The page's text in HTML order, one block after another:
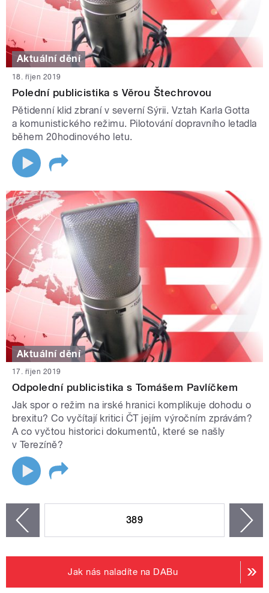
Aktuální dění
18. říjen 2019
Polední publicistika s Věrou Štechrovou
Pětidenní klid zbraní v severní Sýrii. Vztah Karla Gotta
a komunistického režimu. Pilotování dopravního letadla
během 20hodinového letu.
Aktuální dění
17. říjen 2019
Odpolední publicistika s Tomášem Pavlíčkem
Jak spor o režim na irské hranici komplikuje dohodu o
brexitu? Co vyčítají kritici ČT jejím výročním zprávám?
A co vyčtou historici dokumentů, které se našly
v Terezíně?
389
Jak nás naladíte na DABu